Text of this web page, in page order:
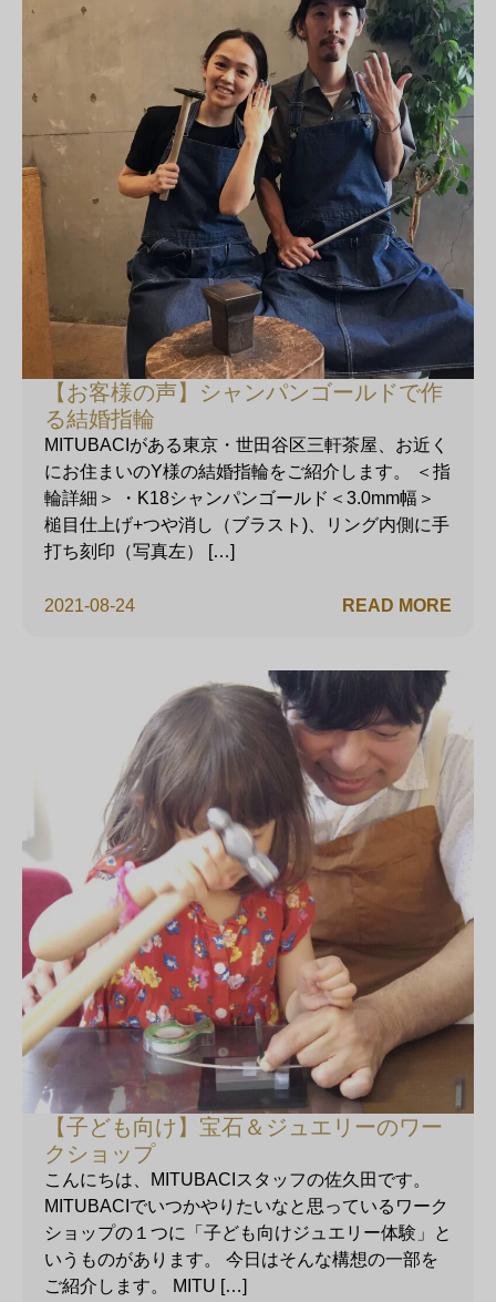
【お客様の声】シャンパンゴールドで作
る結婚指輪
2021-08-24
MITUBACIがある東京・世田谷区三軒茶屋、お近く
にお住まいのY様の結婚指輪をご紹介します。 ＜指
輪詳細＞ ・K18シャンパンゴールド＜3.0mm幅＞
槌目仕上げ+つや消し（ブラスト)、リング内側に手
打ち刻印（写真左） […]
READ MORE
【子ども向け】宝石＆ジュエリーのワー
クショップ
こんにちは、MITUBACIスタッフの佐久田です。
MITUBACIでいつかやりたいなと思っているワーク
ショップの１つに「子ども向けジュエリー体験」と
いうものがあります。 今日はそんな構想の一部を
ご紹介します。 MITU […]